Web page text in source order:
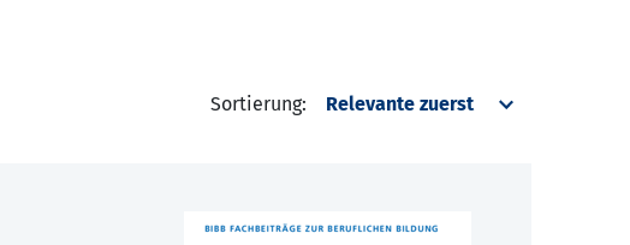
Sortierung: